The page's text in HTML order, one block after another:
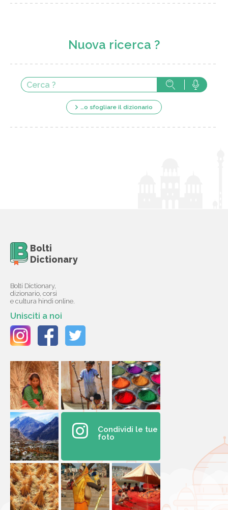
Nuova ricerca ?
…o sfogliare il dizionario
Bolti
Dictionary
Bolti Dictionary,
dizionario, corsi
e cultura hindi online.
Unisciti a noi
Condividi le tue
foto